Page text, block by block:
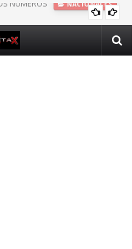
DE SEGURO PÚBLICO EN N.Y.